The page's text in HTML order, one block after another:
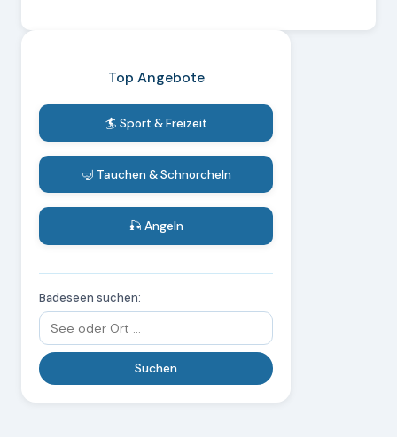
Top Angebote
🏄 Sport & Freizeit
🤿 Tauchen & Schnorcheln
🎣 Angeln
Badeseen suchen: